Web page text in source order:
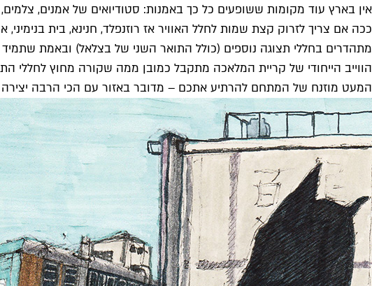
אין בארץ עוד מקומות ששופעים כל כך באמנות: סטודיואים של אמנים,
ככה אם צריך לזרוק קצת שמות לחלל האוויר אז רוזנפלד, חנינא, בית
מתהדרים בחללי תצוגה נוספים (כולל התואר השני של בצלאל) ובאמת
הווייב הייחודי של קריית המלאכה מתקבל כמובן ממה שקורה מחוץ לחללי
המעט מוזנח של המתחם להרתיע אתכם – מדובר באזור עם הכי הרבה יצירה